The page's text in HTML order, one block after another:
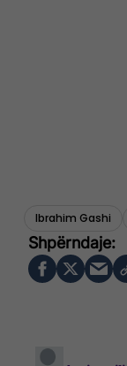
Ibrahim Gashi